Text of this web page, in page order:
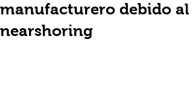
manufacturero debido al
nearshoring